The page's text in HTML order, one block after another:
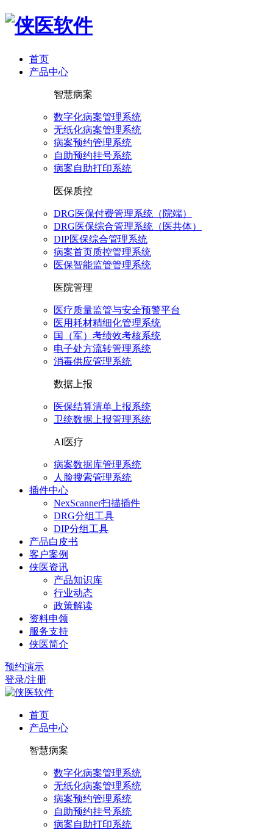
首页
产品中心
智慧病案
数字化病案管理系统
无纸化病案管理系统
病案预约管理系统
自助预约挂号系统
病案自助打印系统
医保质控
DRG医保付费管理系统（院端）
DRG医保综合管理系统（医共体）
DIP医保综合管理系统
病案首页质控管理系统
医保智能监管管理系统
医院管理
医疗质量监管与安全预警平台
医用耗材精细化管理系统
国（军）考绩效考核系统
电子处方流转管理系统
消毒供应管理系统
数据上报
医保结算清单上报系统
卫统数据上报管理系统
AI医疗
病案数据库管理系统
人脸搜索管理系统
插件中心
NexScanner扫描插件
DRG分组工具
DIP分组工具
产品白皮书
客户案例
侠医资讯
产品知识库
行业动态
政策解读
资料申领
服务支持
侠医简介
预约演示
登录/注册
首页
产品中心
智慧病案
数字化病案管理系统
无纸化病案管理系统
病案预约管理系统
自助预约挂号系统
病案自助打印系统